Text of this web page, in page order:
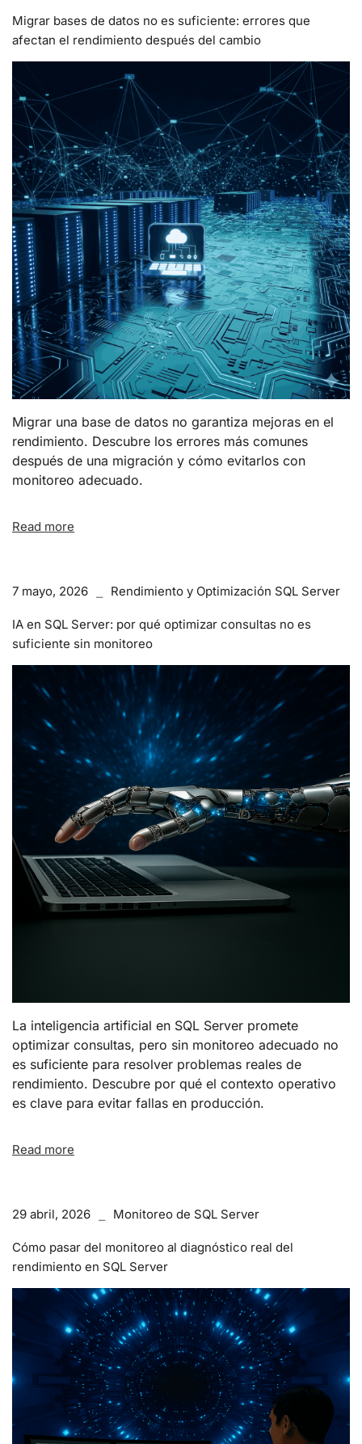
Migrar bases de datos no es suficiente: errores que
afectan el rendimiento después del cambio
Migrar una base de datos no garantiza mejoras en el
rendimiento. Descubre los errores más comunes
después de una migración y cómo evitarlos con
monitoreo adecuado.
Read more
7 mayo, 2026 Rendimiento y Optimización SQL Server
IA en SQL Server: por qué optimizar consultas no es
suficiente sin monitoreo
La inteligencia artificial en SQL Server promete
optimizar consultas, pero sin monitoreo adecuado no
es suficiente para resolver problemas reales de
rendimiento. Descubre por qué el contexto operativo
es clave para evitar fallas en producción.
Read more
29 abril, 2026 Monitoreo de SQL Server
Cómo pasar del monitoreo al diagnóstico real del
rendimiento en SQL Server